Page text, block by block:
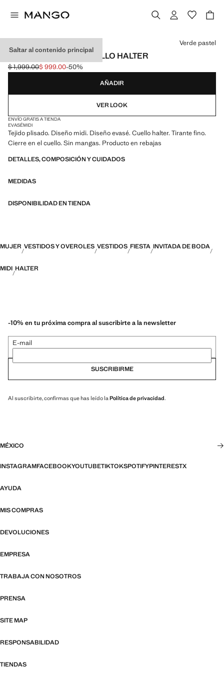
Saltar al contenido principal
VESTIDO PLISADO CUELLO HALTER
Precio inicial tachado [$ 1,999.00 ]
$ 1,999.00
Precio actual [$ 999.00 ]
$ 999.00-50%
Selecciona un color
Verde pastel
AÑADIR
VER LOOK
ENVÍO GRATIS A TIENDA
EVASÉMIDI
Tejido plisado. Diseño midi. Diseño evasé. Cuello halter. Tirante fino.
Cierre en el cuello. Sin mangas. Producto en rebajas
DETALLES, COMPOSICIÓN Y CUIDADOS
MEDIDAS
DISPONIBILIDAD EN TIENDA
MUJER VESTIDOS Y OVEROLES VESTIDOS FIESTA INVITADA DE BODA
MIDI HALTER
-10% en tu próxima compra al suscribirte a la newsletter
E-mail
SUSCRIBIRME
Al suscribirte, confirmas que has leído la Política de privacidad.
MÉXICO
INSTAGRAMFACEBOOKYOUTUBETIKTOKSPOTIFYPINTERESTX
AYUDA
MIS COMPRAS
DEVOLUCIONES
EMPRESA
TRABAJA CON NOSOTROS
PRENSA
SITE MAP
RESPONSABILIDAD
TIENDAS